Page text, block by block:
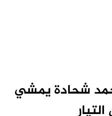
شحادة يمشي